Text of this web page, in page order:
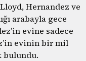
Hernandez ve
arabayla gece
evine sadece
evinin bir mil
bulundu.